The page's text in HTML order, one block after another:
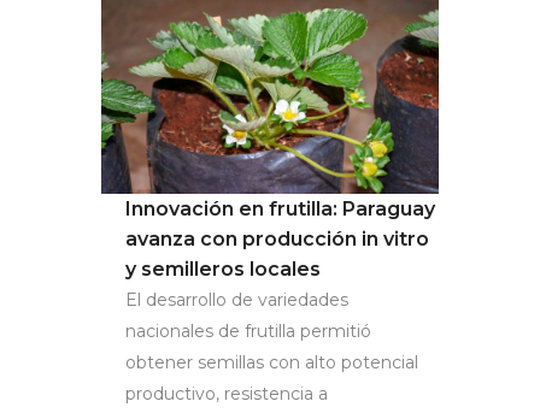
Innovación en frutilla: Paraguay
avanza con producción in vitro
y semilleros locales
El desarrollo de variedades
nacionales de frutilla permitió
obtener semillas con alto potencial
productivo, resistencia a